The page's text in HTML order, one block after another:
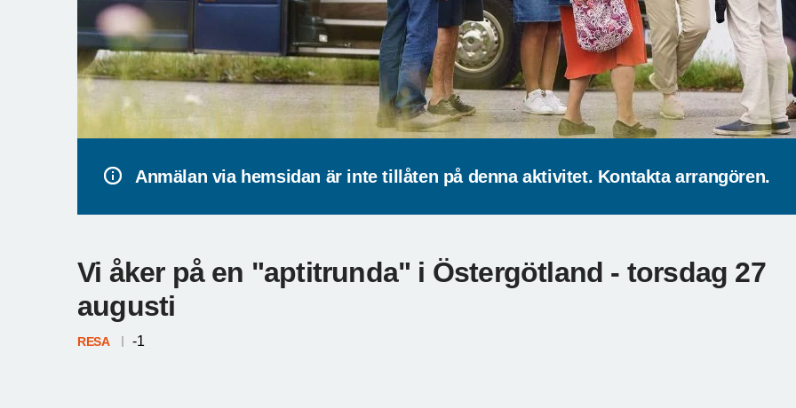
Anmälan via hemsidan är inte tillåten på denna aktivitet. Kontakta arrangören.
Vi åker på en "aptitrunda" i Östergötland - torsdag 27
augusti
RESA -1